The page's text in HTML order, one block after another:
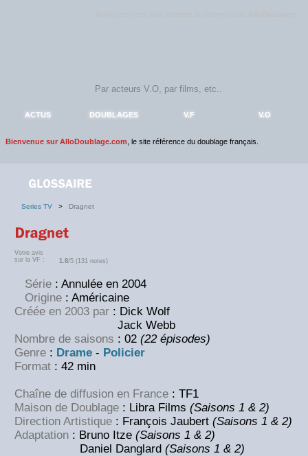
ACTUS DOUBLAGES V.F V.O
Bienvenue sur AlloDoublage.com , le site référence du doublage français.
Series TV > Dragnet
Votre avis
sur la VF :
1.8/5 (131 notes)
Série : Annulée en 2004
Origine : Américaine
Créée en 2003 par : Dick Wolf
Jack Webb
Nombre de saisons : 02 (22 épisodes)
Genre : Drame - Policier
Format : 42 min
Chaîne de diffusion en France : TF1
Maison de Doublage : Libra Films (Saisons 1 & 2)
Direction Artistique : François Jaubert (Saisons 1 & 2)
Adaptation : Bruno Itze (Saisons 1 & 2)
Daniel Danglard (Saisons 1 & 2)